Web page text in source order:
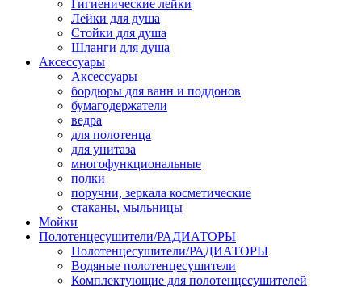
Гигиенические лейки
Лейки для душа
Стойки для душа
Шланги для душа
Аксессуары
Аксессуары
бордюры для ванн и поддонов
бумагодержатели
ведра
для полотенца
для унитаза
многофункциональные
полки
поручни, зеркала косметические
стаканы, мыльницы
Мойки
Полотенцесушители/РАДИАТОРЫ
Полотенцесушители/РАДИАТОРЫ
Водяные полотенцесушители
Комплектующие для полотенцесушителей